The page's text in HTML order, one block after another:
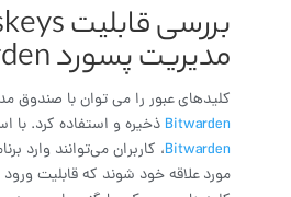
مدیریت پسورد Bitwarden
کلیدهای عبور را می توان با صندوق
Bitwarden ذخیره و استفاده کرد. با
Bitwarden، کاربران می‌توانند وارد
مورد علاقه خود شوند که قابلیت ورود